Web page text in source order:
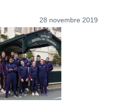
28 novembre 2019